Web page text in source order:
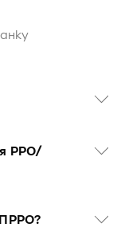
РРО/